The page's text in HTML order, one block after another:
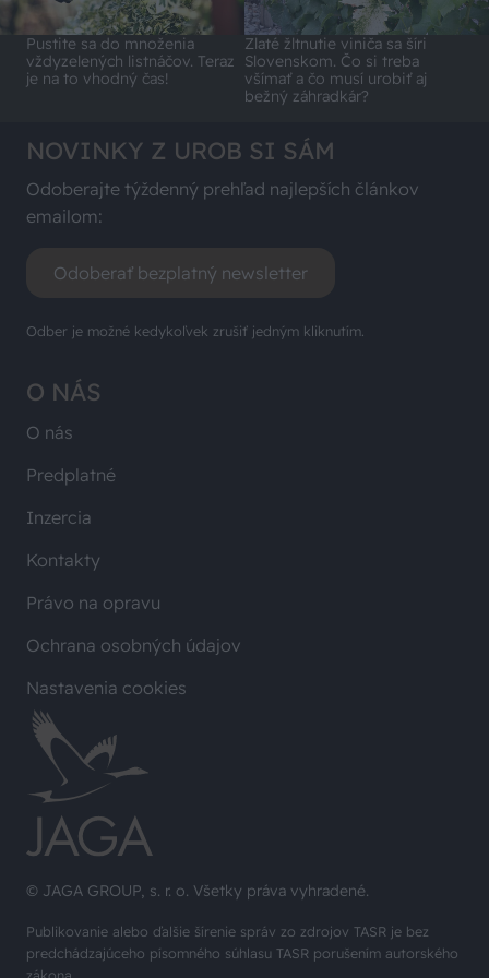
Pustite sa do množenia
vždyzelených listnáčov. Teraz
je na to vhodný čas!
Zlaté žltnutie viniča sa šíri
Slovenskom. Čo si treba
všímať a čo musí urobiť aj
bežný záhradkár?
© JAGA GROUP, s. r. o. Všetky práva vyhradené.
Publikovanie alebo ďalšie šírenie správ zo zdrojov TASR je bez
predchádzajúceho písomného súhlasu TASR porušením autorského
O NÁS
O nás
Predplatné
Inzercia
Kontakty
Právo na opravu
Ochrana osobných údajov
Nastavenia cookies
NOVINKY Z UROB SI SÁM
Odoberajte týždenný prehľad najlepších článkov
emailom:
Odoberať bezplatný newsletter
Odber je možné kedykoľvek zrušiť jedným kliknutím.